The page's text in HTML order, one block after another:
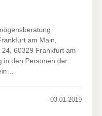
am Main,
60329 Frankfurt am
in den Personen der
03.01.2019